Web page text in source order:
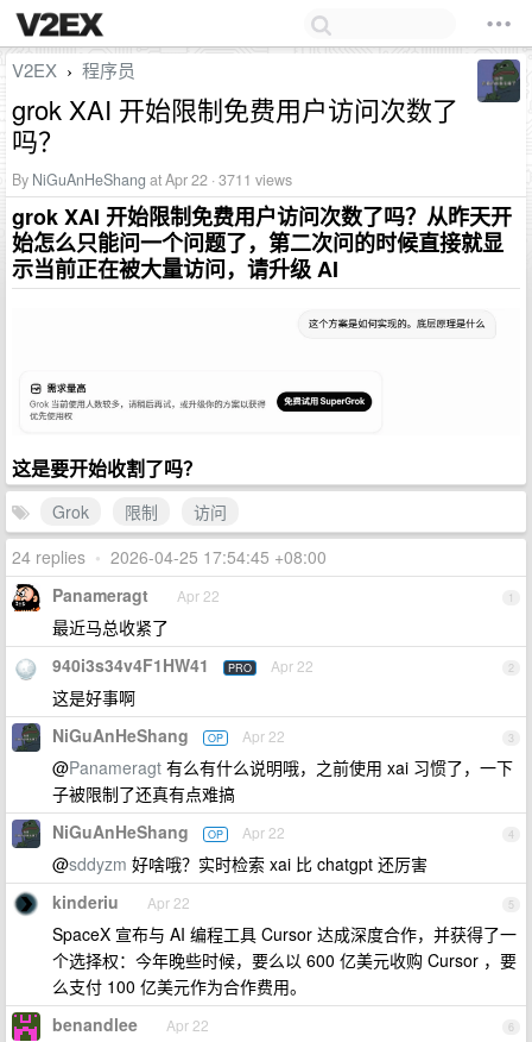
V2EX › 程序员
grok XAI 开始限制免费用户访问次数了
吗？
By NiGuAnHeShang at Apr 22 · 3711 views
grok XAI 开始限制免费用户访问次数了吗？从昨天开
始怎么只能问一个问题了，第二次问的时候直接就显
示当前正在被大量访问，请升级 AI
这是要开始收割了吗？
Grok 限制
访问
24 replies • 2026-04-25 17:54:45 +08:00
1
Panameragt Apr 22
最近马总收紧了
2
940i3s34v4F1HW41 PRO Apr 22
这是好事啊
3
NiGuAnHeShang OP Apr 22
@Panameragt 有么有什么说明哦，之前使用 xai 习惯了，一下
子被限制了还真有点难搞
4
NiGuAnHeShang OP Apr 22
@sddyzm 好啥哦？实时检索 xai 比 chatgpt 还厉害
5
kinderiu Apr 22
SpaceX 宣布与 AI 编程工具 Cursor 达成深度合作，并获得了一
个选择权：今年晚些时候，要么以 600 亿美元收购 Cursor ，要
么支付 100 亿美元作为合作费用。
6
benandlee Apr 22